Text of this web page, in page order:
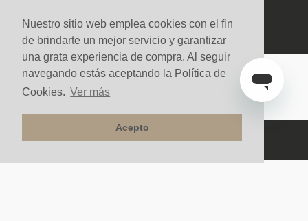
Nuestro sitio web emplea cookies con el fin
de brindarte un mejor servicio y garantizar
una grata experiencia de compra. Al seguir
navegando estás aceptando la Política de
Cookies. Ver más
Acepto
Todos los derechos reservados. Copyright © Decorceramica 2025
Tecnología